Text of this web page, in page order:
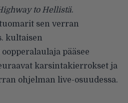
to Hellistä.
sen verran
kultaisen
pääsee
karsintakierrokset ja
ohjelman live-osuudessa.